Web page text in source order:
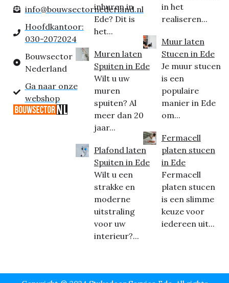
info@bouwsectornederland.nl
Hoofdkantoor:
030-2072024
Bouwsector
Nederland
Ga naar onze
webshop
inhuren in
Ede? Dit is
het...
Muren laten
Spuiten in Ede
Wilt u uw
muren
spuiten? Al
meer dan 20
jaar...
Plafond laten
Spuiten in Ede
Wilt u een
strakke en
moderne
uitstraling
voor uw
interieur?...
in het
realiseren...
Muur laten
Stucen in Ede
Je muur stucen
is een
populaire
manier in Ede
om...
Fermacell
platen stucen
in Ede
Fermacell
platen stucen
is een slimme
keuze voor
iedereen uit...